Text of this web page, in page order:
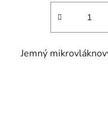
Jemný